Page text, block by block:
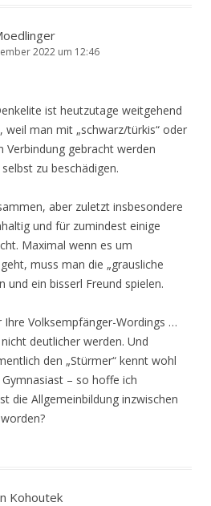
2022 um 12:46
ist heutzutage weitgehend
weil man mit „schwarz/türkis“ oder
Verbindung gebracht werden
zu beschädigen.
aber zuletzt insbesondere
und für zumindest einige
Maximal wenn es um
muss man die „grausliche
und ein bisserl Freund spielen.
Ihre Volksempfänger-Wordings …
deutlicher werden. Und
den „Stürmer“ kennt wohl
– so hoffe ich
die Allgemeinbildung inzwischen
Kohoutek